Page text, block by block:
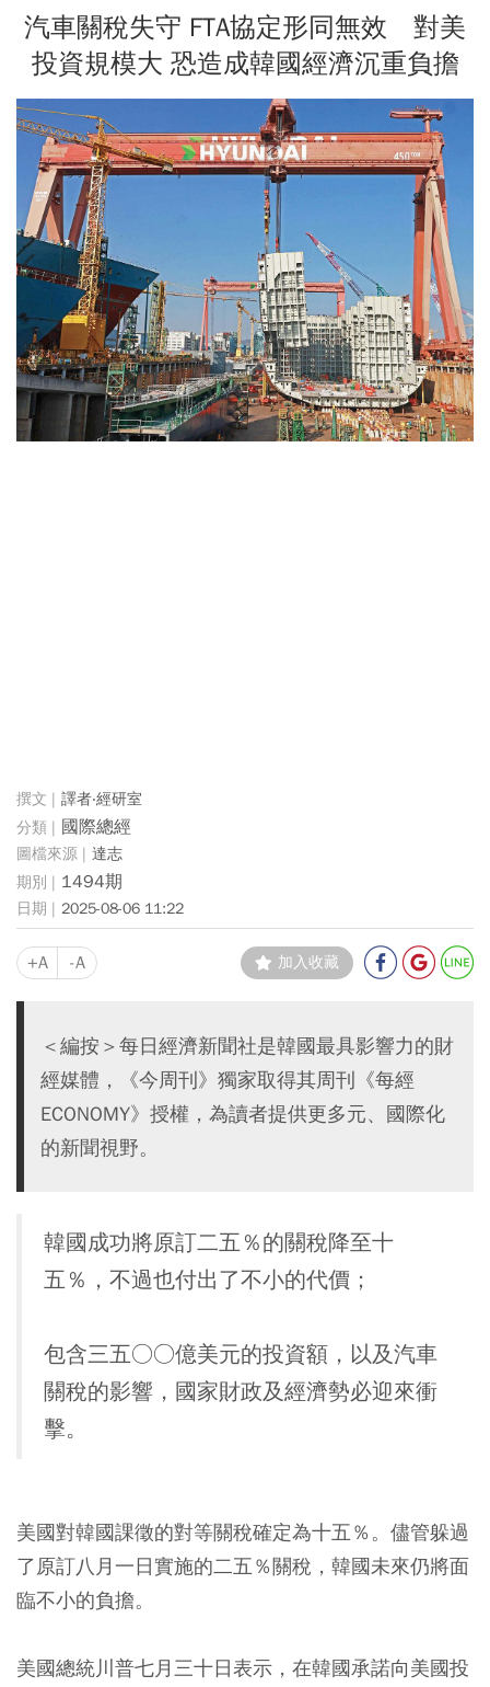
汽車關稅失守 FTA協定形同無效 對美
投資規模大 恐造成韓國經濟沉重負擔
譯者‧經研室
國際總經
達志
1494期
2025-08-06 11:22
+A -A 加入收藏
＜編按＞每日經濟新聞社是韓國最具影響力的財
經媒體，《今周刊》獨家取得其周刊《每經
ECONOMY》授權，為讀者提供更多元、國際化
的新聞視野。
韓國成功將原訂二五％的關稅降至十
五％，不過也付出了不小的代價；
包含三五○○億美元的投資額，以及汽車
關稅的影響，國家財政及經濟勢必迎來衝
擊。
美國對韓國課徵的對等關稅確定為十五％。儘管躲過
了原訂八月一日實施的二五％關稅，韓國未來仍將面
臨不小的負擔。
美國總統川普七月三十日表示，在韓國承諾向美國投